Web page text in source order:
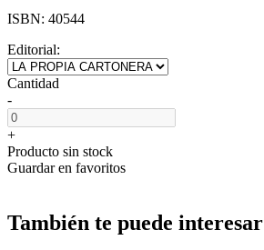
ISBN: 40544
Editorial:
Cantidad
-
+
Producto sin stock
Guardar en favoritos
También te puede interesar